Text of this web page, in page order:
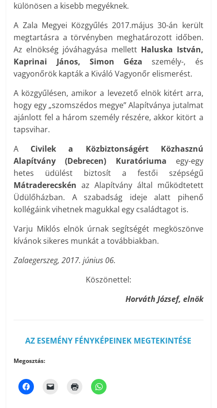
különösen a kisebb megyéknek.
A Zala Megyei Közgyűlés 2017.május 30-án került
megtartásra a törvényben meghatározott időben.
Az elnökség jóváhagyása mellett Haluska István,
Kaprinai János, Simon Géza személy-, és
vagyonőrök kapták a Kiváló Vagyonőr elismerést.
A közgyűlésen, amikor a levezető elnök kitért arra,
hogy egy „szomszédos megye” Alapítványa jutalmat
ajánlott fel a három személy részére, akkor kitört a
tapsvihar.
A Civilek a Közbiztonságért Közhasznú
Alapítvány (Debrecen) Kuratóriuma egy-egy
hetes üdülést biztosít a festői szépségű
Mátraderecskén az Alapítvány által működtetett
Üdülőházban. A szabadság ideje alatt pihenő
kollégáink vihetnek magukkal egy családtagot is.
Varju Miklós elnök úrnak segítségét megköszönve
kívánok sikeres munkát a továbbiakban.
Zalaegerszeg, 2017. június 06.
Köszönettel:
Horváth József, elnök
AZ ESEMÉNY FÉNYKÉPEINEK MEGTEKINTÉSE
Megosztás: